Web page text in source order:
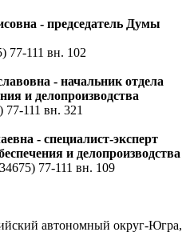
- председатель Думы
77-111 вн. 102
- начальник отдела
и делопроизводства
77-111 вн. 321
- специалист-эксперт
и делопроизводства
77-111 вн. 109
автономный округ-Югра,